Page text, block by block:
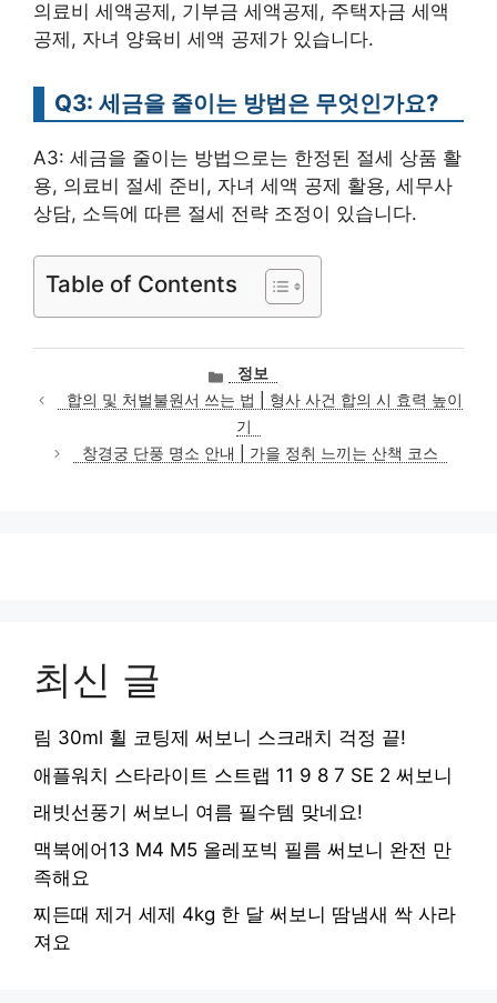
의료비 세액공제, 기부금 세액공제, 주택자금 세액
공제, 자녀 양육비 세액 공제가 있습니다.
Q3: 세금을 줄이는 방법은 무엇인가요?
A3: 세금을 줄이는 방법으로는 한정된 절세 상품 활
용, 의료비 절세 준비, 자녀 세액 공제 활용, 세무사
상담, 소득에 따른 절세 전략 조정이 있습니다.
Table of Contents
카
테
고
리
정보
합의 및 처벌불원서 쓰는 법 | 형사 사건 합의 시 효력 높이
기
창경궁 단풍 명소 안내 | 가을 정취 느끼는 산책 코스
최신 글
림 30ml 휠 코팅제 써보니 스크래치 걱정 끝!
애플워치 스타라이트 스트랩 11 9 8 7 SE 2 써보니
래빗선풍기 써보니 여름 필수템 맞네요!
맥북에어13 M4 M5 올레포빅 필름 써보니 완전 만
족해요
찌든때 제거 세제 4kg 한 달 써보니 땀냄새 싹 사라
져요